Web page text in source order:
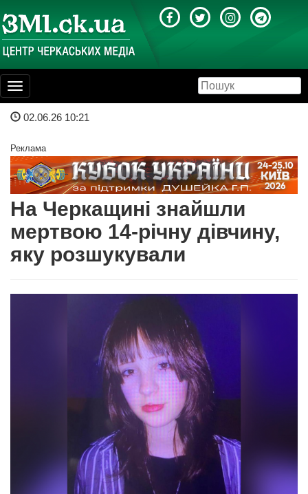
Toggle
navigation
02.06.26 10:21
Реклама
На Черкащині знайшли
мертвою 14-річну дівчину,
яку розшукували